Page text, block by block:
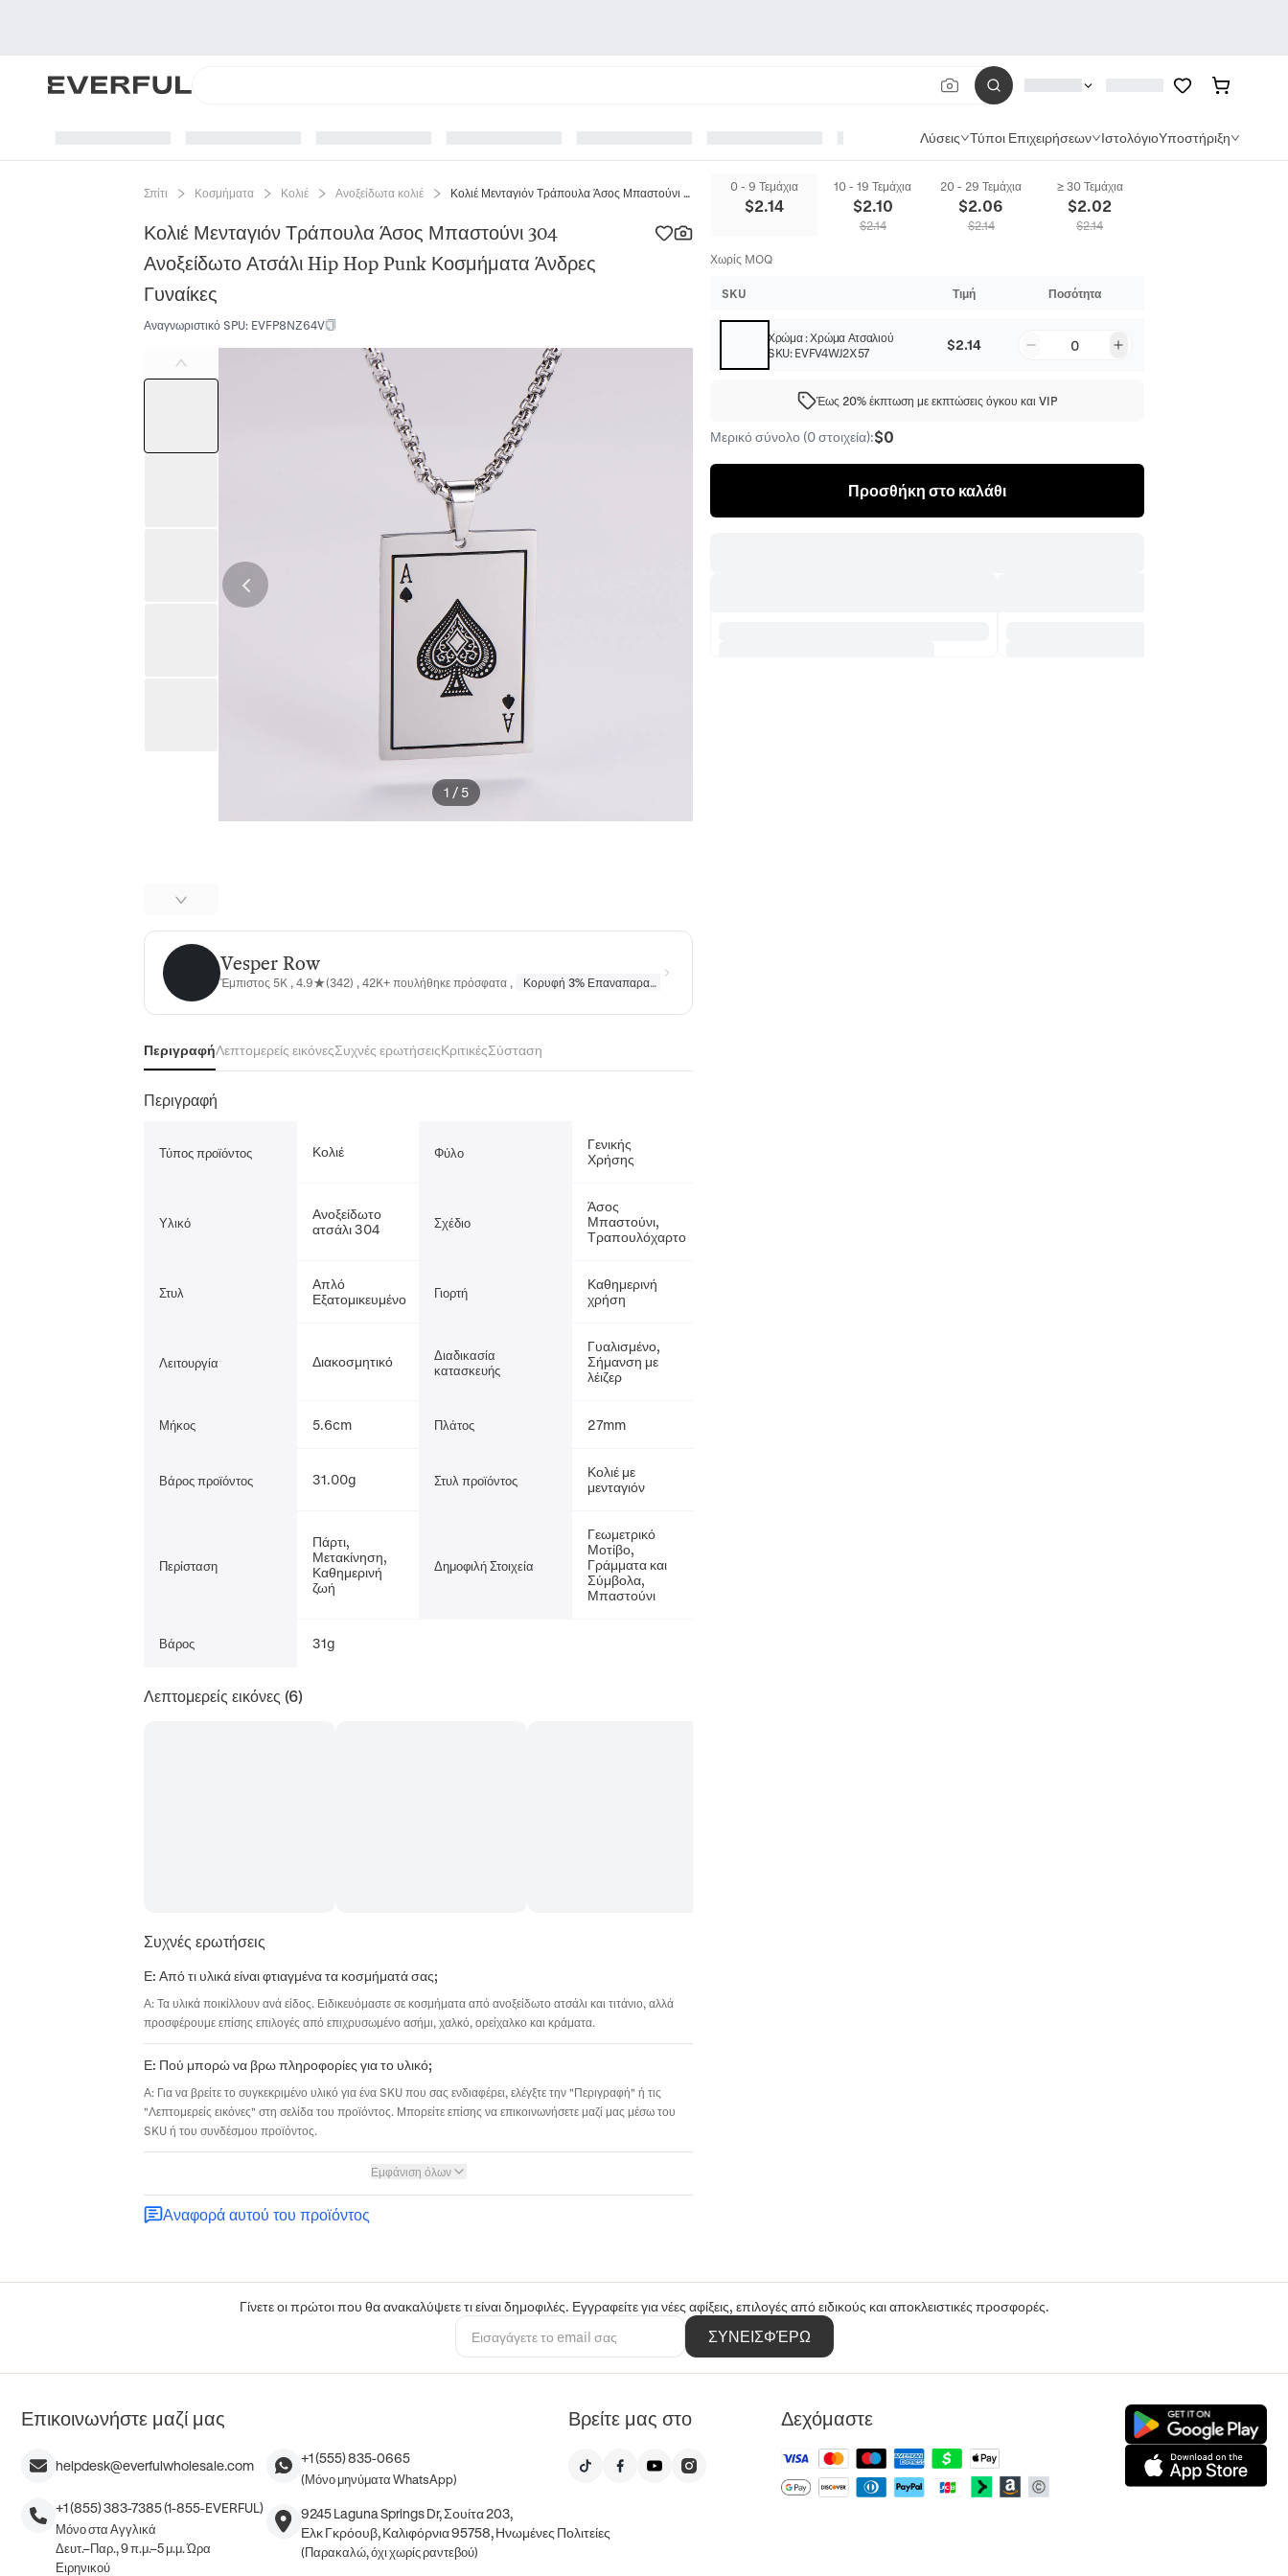
Λύσεις Τύποι Επιχειρήσεων ΙστολόγιοΥποστήριξη
Σπίτι Κοσμήματα Κολιέ Ανοξείδωτα κολιέ Κολιέ Μενταγιόν Τράπουλα Άσος Μπαστούνι 304 Ανοξείδωτο Ατσάλι Hip Hop Punk Κοσμήματα Άνδρες Γυναίκες
Κολιέ Μενταγιόν Τράπουλα Άσος Μπαστούνι 304
Ανοξείδωτο Ατσάλι Hip Hop Punk Κοσμήματα Άνδρες
Γυναίκες
Αναγνωριστικό SPU: EVFP8NZ64V
1 / 5
Vesper RowVesper Row
Έμπιστος 5K , 4.9★(342) , 42K+ πουλήθηκε πρόσφατα , Κορυφή 3% Επαναπαραγγέλθηκε
ΠεριγραφήΛεπτομερείς εικόνεςΣυχνές ερωτήσειςΚριτικέςΣύσταση
Περιγραφή
Τύπος προϊόντος Κολιέ Φύλο
Γενικής
Χρήσης
Υλικό
Ανοξείδωτο
ατσάλι 304
Σχέδιο
Άσος
Μπαστούνι,
Τραπουλόχαρτο
Στυλ
Απλό
Εξατομικευμένο
Γιορτή
Καθημερινή
χρήση
Λειτουργία Διακοσμητικό
Διαδικασία
κατασκευής
Γυαλισμένο,
Σήμανση με
λέιζερ
Μήκος 5.6cm Πλάτος 27mm
Βάρος προϊόντος 31.00g Στυλ προϊόντος
Κολιέ με
μενταγιόν
Περίσταση
Πάρτι,
Μετακίνηση,
Καθημερινή
ζωή
Δημοφιλή Στοιχεία
Γεωμετρικό
Μοτίβο,
Γράμματα και
Σύμβολα,
Μπαστούνι
Βάρος 31g
Λεπτομερείς εικόνες (6)
Συχνές ερωτήσεις
Ε: Από τι υλικά είναι φτιαγμένα τα κοσμήματά σας;
Α: Τα υλικά ποικίλλουν ανά είδος. Ειδικευόμαστε σε κοσμήματα από ανοξείδωτο ατσάλι και τιτάνιο, αλλά
προσφέρουμε επίσης επιλογές από επιχρυσωμένο ασήμι, χαλκό, ορείχαλκο και κράματα.
Ε: Πού μπορώ να βρω πληροφορίες για το υλικό;
Α: Για να βρείτε το συγκεκριμένο υλικό για ένα SKU που σας ενδιαφέρει, ελέγξτε την "Περιγραφή" ή τις
"Λεπτομερείς εικόνες" στη σελίδα του προϊόντος. Μπορείτε επίσης να επικοινωνήσετε μαζί μας μέσω του
SKU ή του συνδέσμου προϊόντος.
Εμφάνιση όλων
Αναφορά αυτού του προϊόντος
0 - 9 Τεμάχια
$2.14
10 - 19 Τεμάχια
$2.10
$2.14
20 - 29 Τεμάχια
$2.06
$2.14
≥ 30 Τεμάχια
$2.02
$2.14
Χωρίς MOQ
SKU Τιμή Ποσότητα
Χρώμα:Χρώμα Ατσαλιού
SKU: EVFV4WJ2X57 $2.14 0
Έως 20% έκπτωση με εκπτώσεις όγκου και VIP
Μερικό σύνολο (0 στοιχεία):$0
Προσθήκη στο καλάθι
Γίνετε οι πρώτοι που θα ανακαλύψετε τι είναι δημοφιλές. Εγγραφείτε για νέες αφίξεις, επιλογές από ειδικούς και αποκλειστικές προσφορές.
ΣΥΝΕΙΣΦΈΡΩ
Επικοινωνήστε μαζί μας
helpdesk@everfulwholesale.com
+1 (855) 383-7385 (1-855-EVERFUL)
Μόνο στα Αγγλικά
Δευτ.–Παρ., 9 π.μ.–5 μ.μ. Ώρα
Ειρηνικού
+1 (555) 835-0665
(Μόνο μηνύματα WhatsApp)
9245 Laguna Springs Dr, Σουίτα 203,
Ελκ Γκρόουβ, Καλιφόρνια 95758, Ηνωμένες Πολιτείες
(Παρακαλώ, όχι χωρίς ραντεβού)
Βρείτε μας στο Δεχόμαστε